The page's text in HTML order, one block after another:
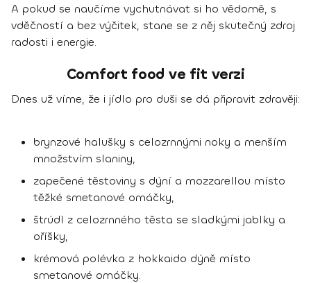
A pokud se naučíme vychutnávat si ho vědomě, s
vděčností a bez výčitek, stane se z něj skutečný zdroj
radosti i energie.
Comfort food ve fit verzi
Dnes už víme, že i jídlo pro duši se dá připravit zdravěji:
brynzové halušky s celozrnnými noky a menším
množstvím slaniny,
zapečené těstoviny s dýní a mozzarellou místo
těžké smetanové omáčky,
štrúdl z celozrnného těsta se sladkými jablky a
oříšky,
krémová polévka z hokkaido dýně místo
smetanové omáčky.